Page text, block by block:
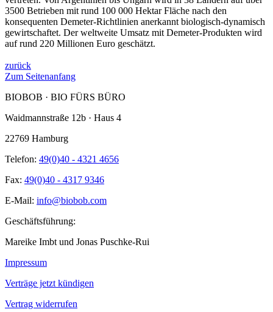
3500 Betrieben mit rund 100 000 Hektar Fläche nach den
konsequenten Demeter-Richtlinien anerkannt biologisch-dynamisch
gewirtschaftet. Der weltweite Umsatz mit Demeter-Produkten wird
auf rund 220 Millionen Euro geschätzt.
zurück
Zum Seitenanfang
BIOBOB · BIO FÜRS BÜRO
Waidmannstraße 12b · Haus 4
22769 Hamburg
Telefon: 49(0)40 - 4321 4656
Fax: 49(0)40 - 4317 9346
E-Mail: info@biobob.com
Geschäftsführung:
Mareike Imbt und Jonas Puschke-Rui
Impressum
Verträge jetzt kündigen
Vertrag widerrufen